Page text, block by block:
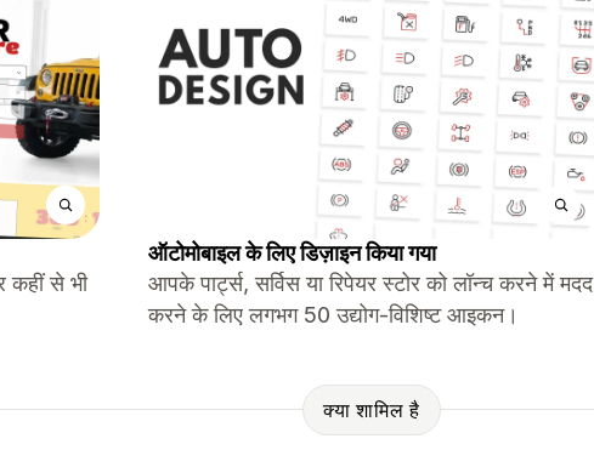
कहीं से भी
ऑटोमोबाइल के लिए डिज़ाइन किया गया
आपके पार्ट्स, सर्विस या रिपेयर स्टोर को लॉन्च करने में मदद
करने के लिए लगभग 50 उद्योग-विशिष्ट आइकन।
क्या शामिल है